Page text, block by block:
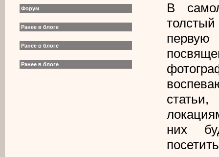
Форум
Ранее в блоге
Ранее в блоге
Ранее в блоге
В
них